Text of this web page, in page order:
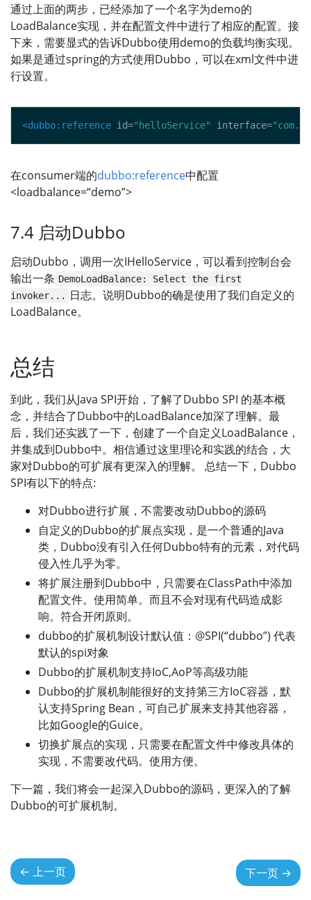
通过上面的两步，已经添加了一个名字为demo的
LoadBalance实现，并在配置文件中进行了相应的配置。接
下来，需要显式的告诉Dubbo使用demo的负载均衡实现。
如果是通过spring的方式使用Dubbo，可以在xml文件中进
行设置。
<dubbo:reference id="helloService" interface=
在consumer端的dubbo:reference中配置
<loadbalance=“demo”>
7.4 启动Dubbo
启动Dubbo，调用一次IHelloService，可以看到控制台会
输出一条 DemoLoadBalance: Select the first
invoker...
日志。说明Dubbo的确是使用了我们自定义的
LoadBalance。
总结
到此，我们从Java SPI开始，了解了Dubbo SPI 的基本概
念，并结合了Dubbo中的LoadBalance加深了理解。最
后，我们还实践了一下，创建了一个自定义LoadBalance，
并集成到Dubbo中。相信通过这里理论和实践的结合，大
家对Dubbo的可扩展有更深入的理解。 总结一下，Dubbo
SPI有以下的特点:
对Dubbo进行扩展，不需要改动Dubbo的源码
自定义的Dubbo的扩展点实现，是一个普通的Java
类，Dubbo没有引入任何Dubbo特有的元素，对代码
侵入性几乎为零。
将扩展注册到Dubbo中，只需要在ClassPath中添加
配置文件。使用简单。而且不会对现有代码造成影
响。符合开闭原则。
dubbo的扩展机制设计默认值：@SPI(“dubbo”) 代表
默认的spi对象
Dubbo的扩展机制支持IoC,AoP等高级功能
Dubbo的扩展机制能很好的支持第三方IoC容器，默
认支持Spring Bean，可自己扩展来支持其他容器，
比如Google的Guice。
切换扩展点的实现，只需要在配置文件中修改具体的
实现，不需要改代码。使用方便。
下一篇，我们将会一起深入Dubbo的源码，更深入的了解
Dubbo的可扩展机制。
← 上一页 下一页 →